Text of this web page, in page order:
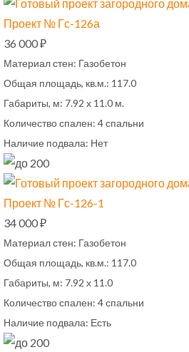
Проект № Гс-126а
36 000 ₽
Материал стен: Газобетон
Общая площадь, кв.м.: 117.0
Габариты, м: 7.92 х 11.0 м.
Количество спален: 4 спальни
Наличие подвала: Нет
Проект № Гс-126-1
34 000 ₽
Материал стен: Газобетон
Общая площадь, кв.м.: 117.0
Габариты, м: 7.92 х 11.0
Количество спален: 4 спальни
Наличие подвала: Есть